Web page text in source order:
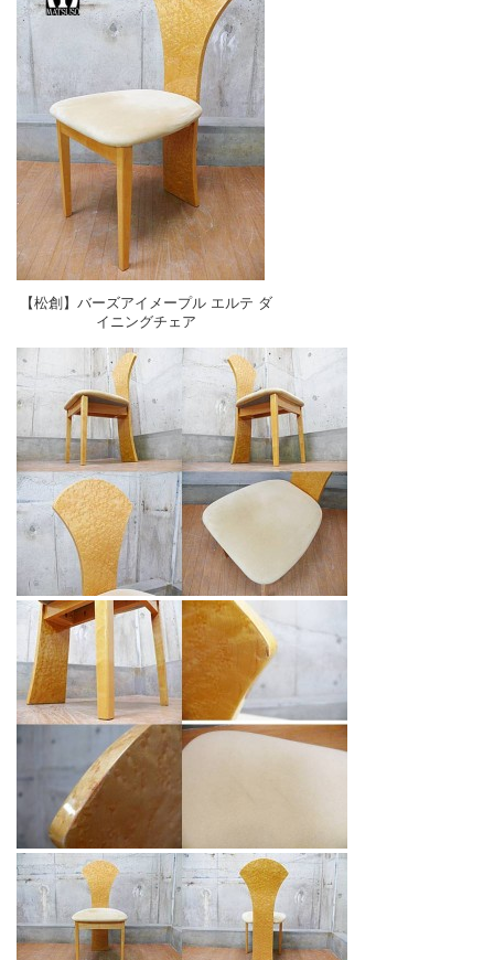
【松創】バーズアイメープル エルテ ダ
イニングチェア